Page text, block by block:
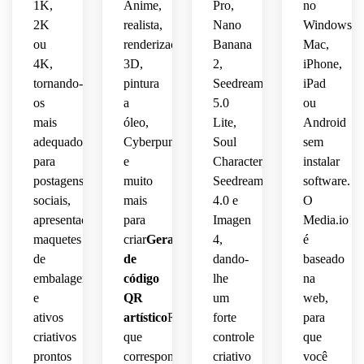
mas
legível.
embalagem
prático
etiquetas,
caixas
atraente
e
menus
e
embalagens
para
premium,
detalhes
graciosos,
equilíbrio
refinado
em
tipografia
e
legibilidade
de
QR
preservada
estético
moderno,
contraste
claros,
fundo
limpo
acabamento
refinado
adequado
marcas
e
legibilidade
artístico
desempenho
digitalização.
polido,
marca,
apresentação
prática
iluminação
nítida,
inovador
da
marca
SaaS,
composição
para
e
estrutura
amigável
1K,
2K
ou
4K,
tornando-
os
mais
adequados
para
postagens
sociais,
apresentações,
maquetes
de
embalagens
e
ativos
criativos
prontos
Anime,
realista,
renderização
3D,
pintura
a
óleo,
Cyberpunk
e
muito
mais
para
criarGerador
de
código
QR
artísticoResultados
que
correspondem
Pro,
Nano
Banana
2,
Seedream
5.0
Lite,
Soul
Character,
Seedream
4.0 e
Imagen
4,
dando-
lhe
um
forte
controle
criativo
no
Windows,
Mac,
iPhone,
iPad
ou
Android
sem
instalar
software.
O
Media.io
é
baseado
na
web,
para
que
você